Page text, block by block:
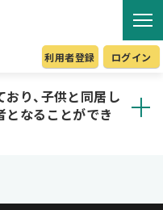
利用者登録 ログイン
り、子供と同居し
となることができ